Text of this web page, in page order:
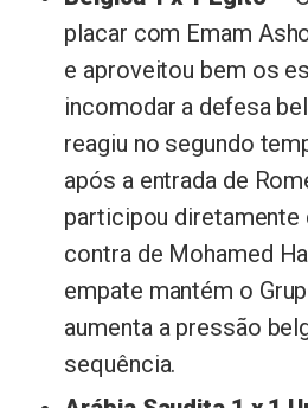
placar com Emam
e aproveitou bem os
incomodar a defesa
reagiu no segundo
após a entrada de
participou diretamente
contra de Mohamed
empate mantém o
aumenta a pressão
sequência.